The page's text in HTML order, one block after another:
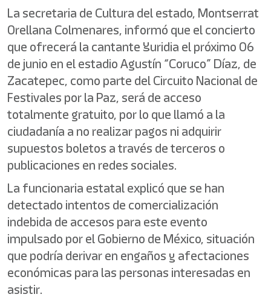
La secretaria de Cultura del estado, Montserrat
Orellana Colmenares, informó que el concierto
que ofrecerá la cantante Yuridia el próximo 06
de junio en el estadio Agustín “Coruco” Díaz, de
Zacatepec, como parte del Circuito Nacional de
Festivales por la Paz, será de acceso
totalmente gratuito, por lo que llamó a la
ciudadanía a no realizar pagos ni adquirir
supuestos boletos a través de terceros o
publicaciones en redes sociales.
La funcionaria estatal explicó que se han
detectado intentos de comercialización
indebida de accesos para este evento
impulsado por el Gobierno de México, situación
que podría derivar en engaños y afectaciones
económicas para las personas interesadas en
asistir.